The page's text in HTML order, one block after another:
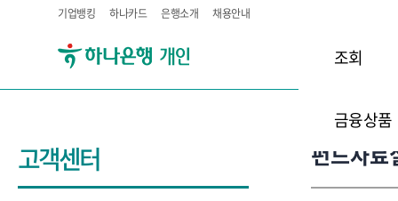
기업뱅킹 하나카드 은행소개 채용안내
조회
금융상품
고객센터 펀드자료